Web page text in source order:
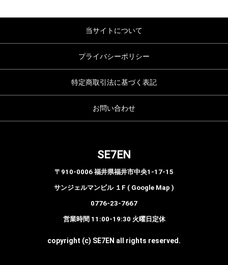
当サイトについて
プライバシーポリシー
特定商取引法に基づく表記
お問い合わせ
SE7EN
〒910-0006 福井県福井市中央1-17-15
サンジェルマンビル １F ( Google Map )
0776-23-7667
営業時間 11:00-19:30 火曜日定休
copyright (c) SE7EN all rights reserved.